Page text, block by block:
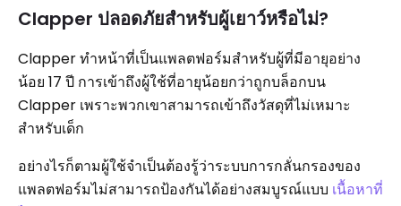
Clapper ปลอดภัยสำหรับผู้เยาว์หรือไม่?
Clapper ทำหน้าที่เป็นแพลตฟอร์มสำหรับผู้ที่มีอายุอย่าง
น้อย 17 ปี การเข้าถึงผู้ใช้ที่อายุน้อยกว่าถูกบล็อกบน
Clapper เพราะพวกเขาสามารถเข้าถึงวัสดุที่ไม่เหมาะ
สำหรับเด็ก
อย่างไรก็ตามผู้ใช้จำเป็นต้องรู้ว่าระบบการกลั่นกรองของ
แพลตฟอร์มไม่สามารถป้องกันได้อย่างสมบูรณ์แบบ เนื้อหาที่